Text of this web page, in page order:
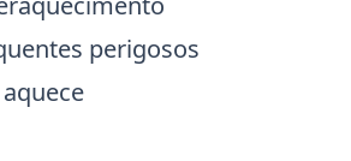
perigosos